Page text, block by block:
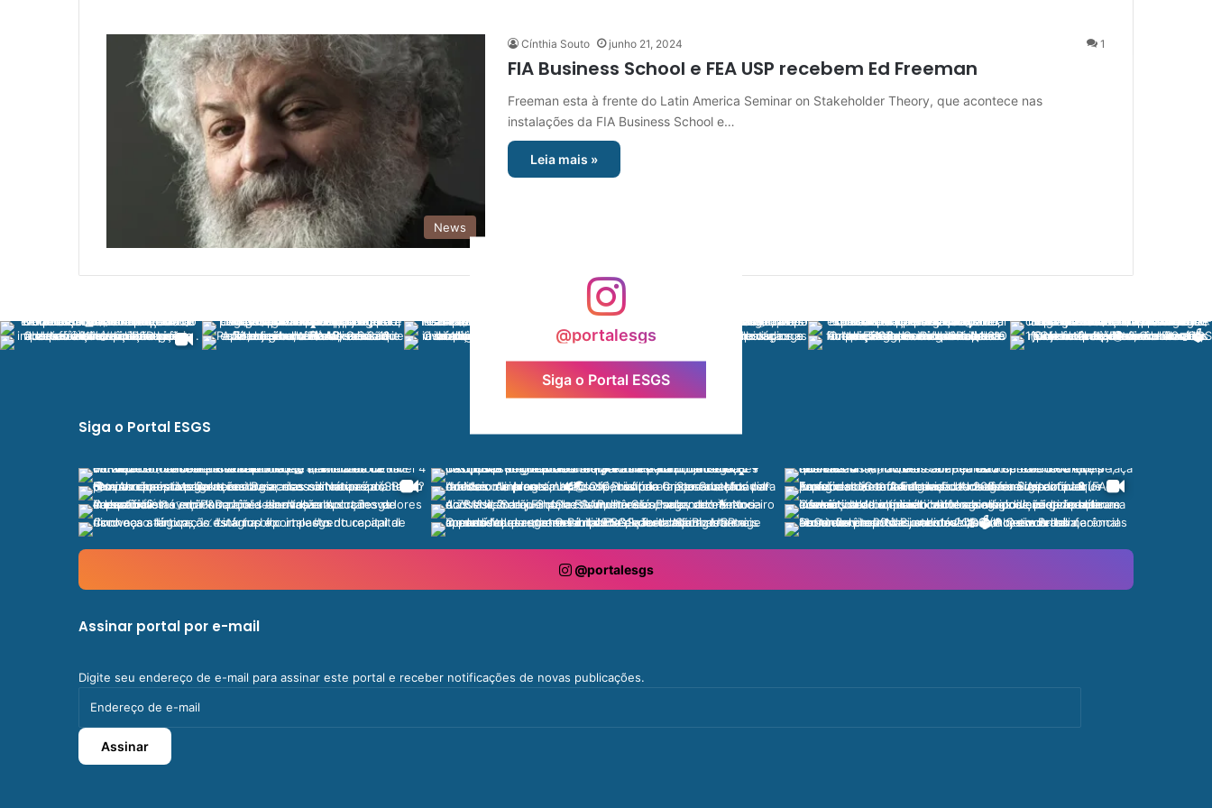
News
Cínthia Souto junho 21, 2024 1
FIA Business School e FEA USP recebem Ed Freeman
Freeman esta à frente do Latin America Seminar on Stakeholder Theory, que acontece nas
instalações da FIA Business School e…
Leia mais »
@portalesgs
Siga o Portal ESGS
Siga o Portal ESGS
@portalesgs
Assinar portal por e-mail
Digite seu endereço de e-mail para assinar este portal e receber notificações de novas publicações.
de
e-
mail
Assinar